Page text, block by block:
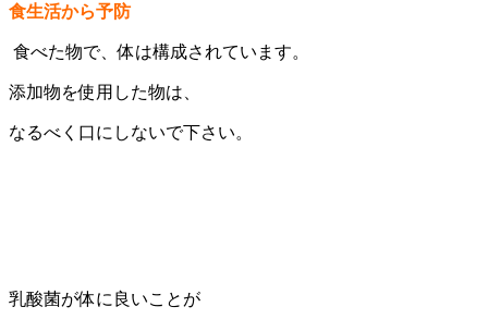
食生活から予防
食べた物で、体は構成されています。
添加物を使用した物は、
なるべく口にしないで下さい。
乳酸菌が体に良いことが